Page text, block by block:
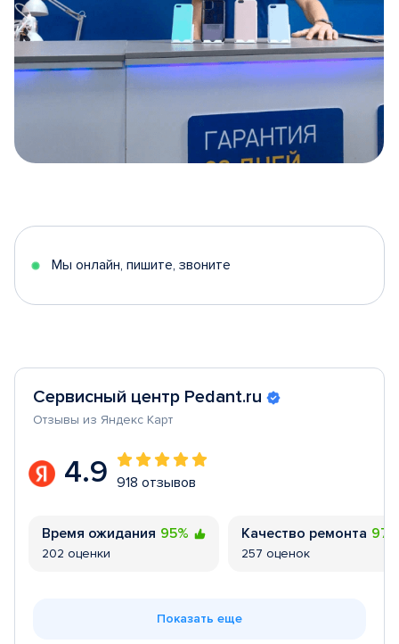
5
Мы онлайн, пишите, звоните
Сервисный центр Pedant.ru
Отзывы из Яндекс Карт
4.9 918 отзывов
Время ожидания 95%
202 оценки
Качество ремонта
257 оценок
Показать еще